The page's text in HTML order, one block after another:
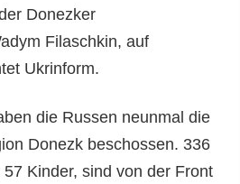
LEISTUNGEN
Abonnement
Fotobank
Donezker
Filaschkin, auf
Ukrinform.
die Russen neunmal die
Donezk beschossen. 336
Kinder, sind von der Front